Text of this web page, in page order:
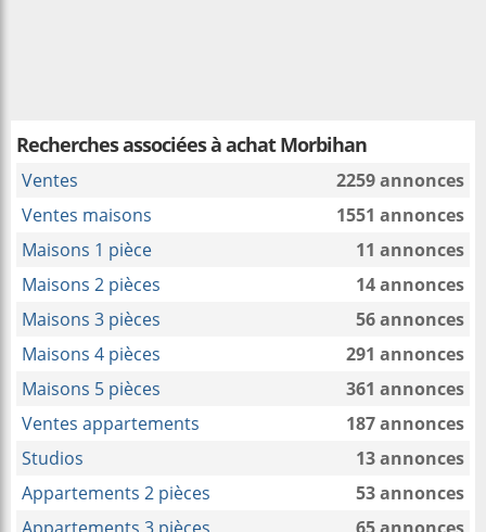
Recherches associées àachat Morbihan
Ventes
2259 annonces
Ventes maisons
1551 annonces
Maisons 1 pièce
11 annonces
Maisons 2 pièces
14 annonces
Maisons 3 pièces
56 annonces
Maisons 4 pièces
291 annonces
Maisons 5 pièces
361 annonces
Ventes appartements
187 annonces
Studios
13 annonces
Appartements 2 pièces
53 annonces